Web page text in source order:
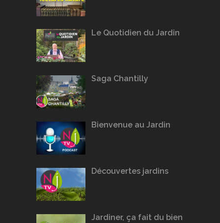
Le Quotidien du Jardin
Saga Chantilly
Bienvenue au Jardin
Découvertes jardins
Jardiner, ça fait du bien